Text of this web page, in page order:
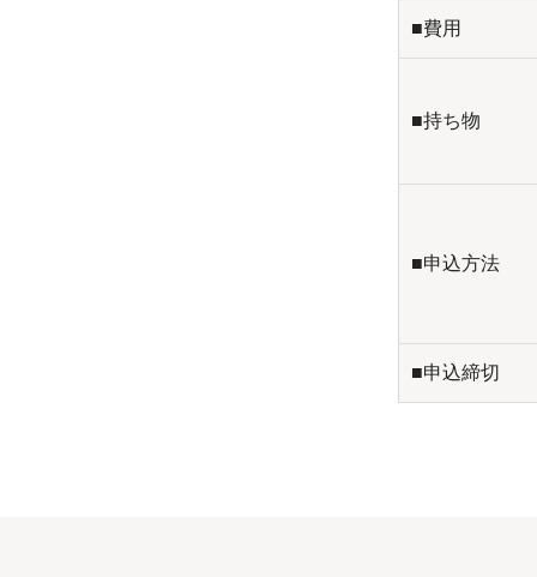
■費用
■持ち物
■申込方法
■申込締切